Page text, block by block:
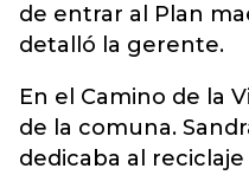
de entrar al Plan
detalló la gerente.
En el Camino de la
de la comuna.
dedicaba al